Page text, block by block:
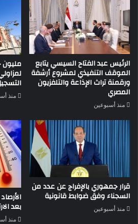
الرئيس عبد الفتاح السيسي يتابع
الموقف التنفيذي لمشروع أرشفة
ورقمنة تراث الإذاعة والتلفزيون
المصري
منذ أسبوعين
مليون
منذ
قرار جمهوري بالإفراج عن عدد من
السجناء وفق ضوابط قانونية
منذ أسبوعين بعد
منذ